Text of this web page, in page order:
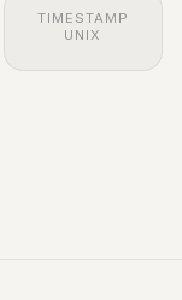
TIMESTAMP
UNIX